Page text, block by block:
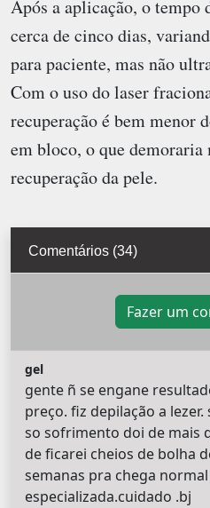
Após a aplicação, o tempo
cerca de cinco dias,
para paciente, mas não
Com o uso do laser
recuperação é bem menor
em bloco, o que
recuperação da pele.
Comentários (34)
Fazer um
gel
gente ñ se engane
preço. fiz depilação a lezer.
so sofrimento doi de mais
de ficarei cheios de bolha
semanas pra chega
especializada.cuidado .bj